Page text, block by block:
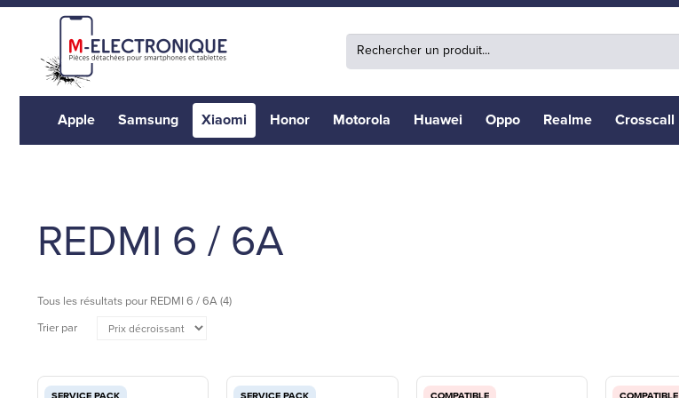
Apple Samsung Xiaomi Honor Motorola Huawei Oppo Realme Crosscall
REDMI 6 / 6A
Tous les résultats pour REDMI 6 / 6A(4)
Trier par